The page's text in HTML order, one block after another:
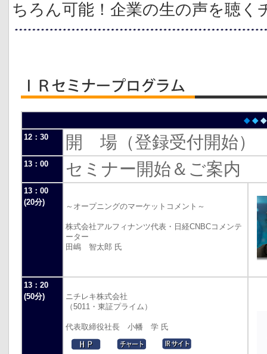
ちろん可能！企業の生の声を聴
◆ ◆ ◆
12：30
開 場（登録受付開始）
13：00 セミナー開始＆ご案内
13：00
(20分)
～オープニングのマーケットコメント～
株式会社アルフィナンツ代表・日経CNBCコメンテ
ーター
田嶋 智太郎 氏
13：20
(50分)
ニチレキ株式会社
（5011・東証プライム）
代表取締役社長 小幡 学 氏